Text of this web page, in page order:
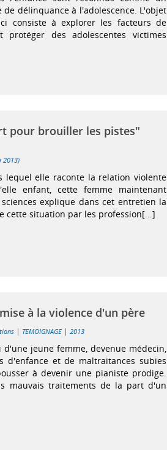
délinquance à l'adolescence. L'objet
consiste à explorer les facteurs de
protéger des adolescentes victimes
pour brouiller les pistes"
2013)
lequel elle raconte la relation violente
enfant, cette femme maintenant
explique dans cet entretien la
cette situation par les profession[...]
à la violence d'un père
| TEMOIGNAGE |2013
jeune femme, devenue médecin,
d'enfance et de maltraitances subies
à devenir une pianiste prodige.
mauvais traitements de la part d'un